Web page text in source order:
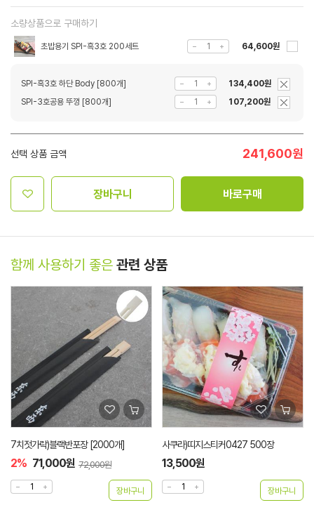
소량상품으로 구매하기
초밥용기 SPI-흑3호 200세트 64,600원
SPI-흑3호 하단 Body [800개]
134,400원
SPI-3호공용 뚜껑 [800개]
107,200원
선택 상품 금액 241,600원
장바구니 바로구매
함께 사용하기 좋은 관련 상품
사쿠라)띠지스티커0427 500장
13,500원
사쿠라250봉투 500장
57,000원